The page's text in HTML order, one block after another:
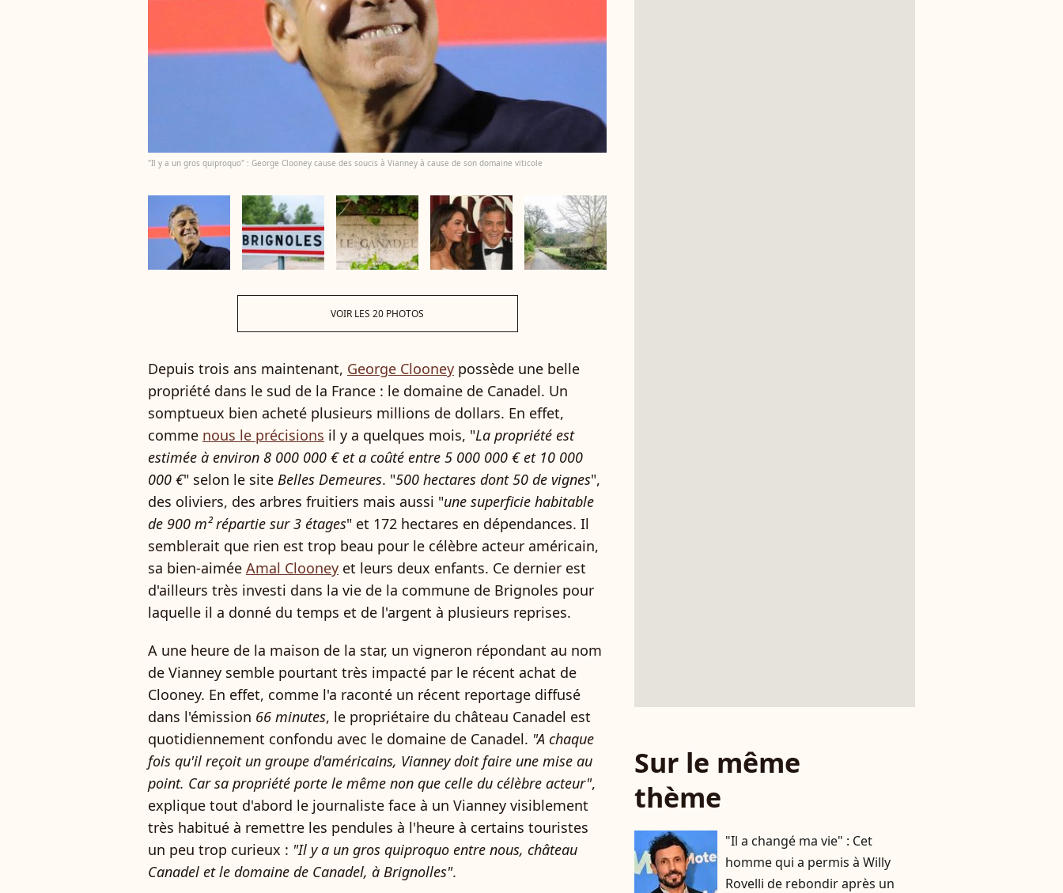
"Il y a un gros quiproquo" : George Clooney cause des soucis à Vianney à cause de son domaine viticole
VOIR LES 20 PHOTOS
Depuis trois ans maintenant, George Clooney possède une belle
propriété dans le sud de la France : le domaine de Canadel. Un
somptueux bien acheté plusieurs millions de dollars. En effet,
comme nous le précisions il y a quelques mois, "La propriété est
estimée à environ 8 000 000 € et a coûté entre 5 000 000 € et 10 000
000 €" selon le site Belles Demeures. "500 hectares dont 50 de vignes",
des oliviers, des arbres fruitiers mais aussi "une superficie habitable
de 900 m² répartie sur 3 étages" et 172 hectares en dépendances. Il
semblerait que rien est trop beau pour le célèbre acteur américain,
sa bien-aimée Amal Clooney et leurs deux enfants. Ce dernier est
d'ailleurs très investi dans la vie de la commune de Brignoles pour
laquelle il a donné du temps et de l'argent à plusieurs reprises.
A une heure de la maison de la star, un vigneron répondant au nom
de Vianney semble pourtant très impacté par le récent achat de
Clooney. En effet, comme l'a raconté un récent reportage diffusé
dans l'émission 66 minutes, le propriétaire du château Canadel est
quotidiennement confondu avec le domaine de Canadel. "A chaque
fois qu'il reçoit un groupe d'américains, Vianney doit faire une mise au
point. Car sa propriété porte le même non que celle du célèbre acteur",
explique tout d'abord le journaliste face à un Vianney visiblement
très habitué à remettre les pendules à l'heure à certains touristes
un peu trop curieux : "Il y a un gros quiproquo entre nous, château
Canadel et le domaine de Canadel, à Brignolles".
Sur le même
thème
"Il a changé ma vie" : Cet
homme qui a permis à Willy
Rovelli de rebondir après un